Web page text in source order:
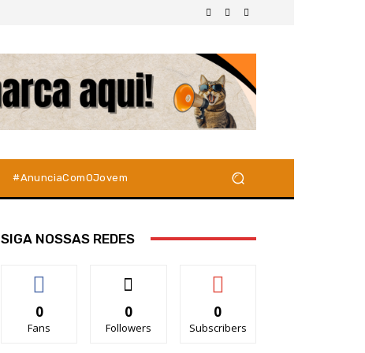
#AnunciaComOJovem
SIGA NOSSAS REDES
0
Fans
0
Followers
0
Subscribers